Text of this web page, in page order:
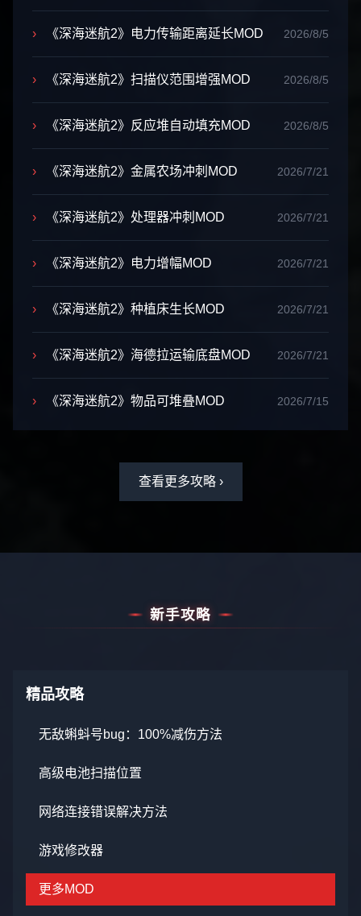
› 《深海迷航2》电力传输距离延长MOD 2026/8/5
› 《深海迷航2》扫描仪范围增强MOD 2026/8/5
› 《深海迷航2》反应堆自动填充MOD 2026/8/5
› 《深海迷航2》金属农场冲刺MOD 2026/7/21
› 《深海迷航2》处理器冲刺MOD 2026/7/21
› 《深海迷航2》电力增幅MOD 2026/7/21
› 《深海迷航2》种植床生长MOD 2026/7/21
› 《深海迷航2》海德拉运输底盘MOD 2026/7/21
› 《深海迷航2》物品可堆叠MOD 2026/7/15
查看更多攻略 ›
新手攻略
精品攻略
无敌蝌蚪号bug：100%减伤方法
高级电池扫描位置
网络连接错误解决方法
游戏修改器
更多MOD